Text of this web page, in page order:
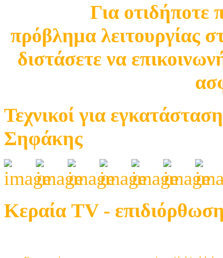
Για οτιδήποτε
πρόβλημα λειτουργίας
διστάσετε να
Τεχνικοί για
Σηφάκης
Κεραία TV -